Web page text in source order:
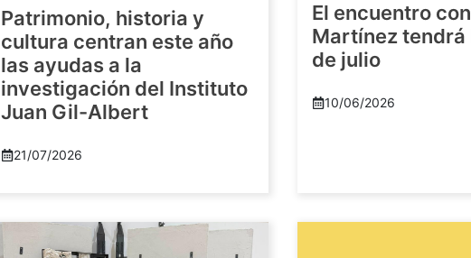
Patrimonio, historia y
cultura centran este año
las ayudas a la
investigación del Instituto
Juan Gil-Albert
21/07/2026
El encuentro
Martínez tendrá
de julio
10/06/2026